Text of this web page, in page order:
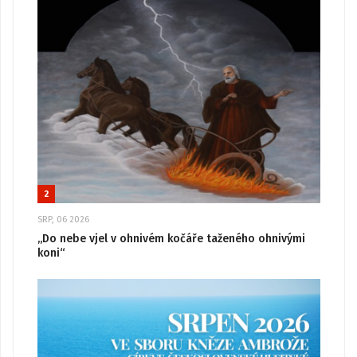
2
SRP, 06 2026
„Do nebe vjel v ohnivém kočáře taženého ohnivými
koni“